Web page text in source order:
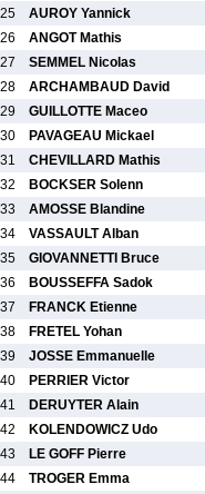
25
AUROY Yannick
26
ANGOT Mathis
27
SEMMEL Nicolas
28
ARCHAMBAUD David
29
GUILLOTTE Maceo
30
PAVAGEAU Mickael
31
CHEVILLARD Mathis
32
BOCKSER Solenn
33
AMOSSE Blandine
34
VASSAULT Alban
35
GIOVANNETTI Bruce
36
BOUSSEFFA Sadok
37
FRANCK Etienne
38
FRETEL Yohan
39
JOSSE Emmanuelle
40
PERRIER Victor
41
DERUYTER Alain
42
KOLENDOWICZ Udo
43
LE GOFF Pierre
44
TROGER Emma